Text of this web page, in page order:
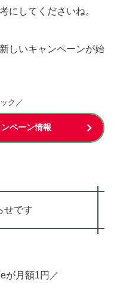
にしてくださいね。
しいキャンペーンが始
ク／
ペーン情報
せです
が月額1円／